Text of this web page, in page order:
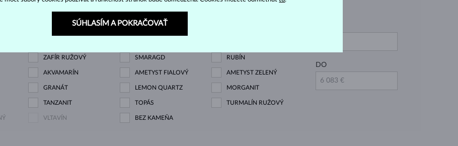
DIAMANT LAB GROWN
ZAFÍR RUŽOVÝ SMARAGD RUBÍN
AKVAMARÍN AMETYST FIALOVÝ AMETYST ZELENÝ
GRANÁT LEMON QUARTZ MORGANIT
TANZANIT TOPÁS TURMALÍN RUŽOVÝ
VLTAVÍN BEZ KAMEŇA
DO
SÚHLASÍM A POKRAČOVAŤ